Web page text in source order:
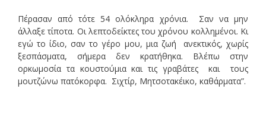
Πέρασαν από τότε 54 ολόκληρα χρόνια. Σαν να μην
άλλαξε τίποτα. Οι λεπτοδείκτες του χρόνου κολλημένοι. Κι
εγώ το ίδιο, σαν το γέρο μου, μια ζωή ανεκτικός, χωρίς
ξεσπάσματα, σήμερα δεν κρατήθηκα. Βλέπω στην
ορκωμοσία τα κουστούμια και τις γραβάτες και τους
μουτζώνω πατόκορφα. Σιχτίρ, Μητσοτακέικο, καθάρματα”.